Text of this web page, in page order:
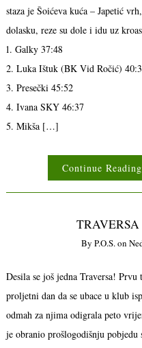
staza je Šoićeva kuća – Japetić
dolasku, reze su dole i idu uz
1. Galky 37:48
2. Luka Ištuk (BK Vid Ročić)
3. Presečki 45:52
4. Ivana SKY 46:37
5. Mikša […]
Continue Reading
By P.o.s.on
Desila se još jedna Traversa!
proljetni dan da se ubace u klub
odmah za njima odigrala peto
je obranio prošlogodišnju